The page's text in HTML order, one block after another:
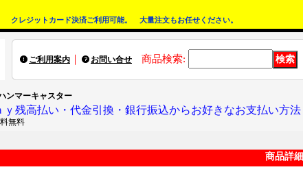
クレジットカード決済ご利用可能。 大量注文もお任せください。
ご利用案内 ｜ お問い合せ 商品検索:
ンマーキャスター
残高払い・代金引換・銀行振込からお好きなお支払い方法
無料
商品詳細